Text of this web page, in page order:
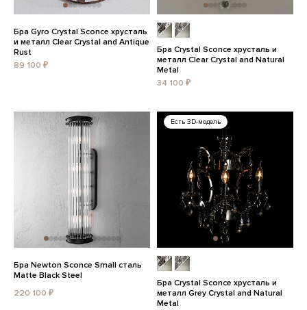
Бра Gyro Crystal Sconce хрусталь
и металл Clear Crystal and Antique
Rust
89 100 ₽
Бра Crystal Sconce хрусталь и
металл Clear Crystal and Natural
Metal
34 100 ₽
Бра Newton Sconce Small сталь
Matte Black Steel
220 100 ₽
Есть 3D-модель
Бра Crystal Sconce хрусталь и
металл Grey Crystal and Natural
Metal